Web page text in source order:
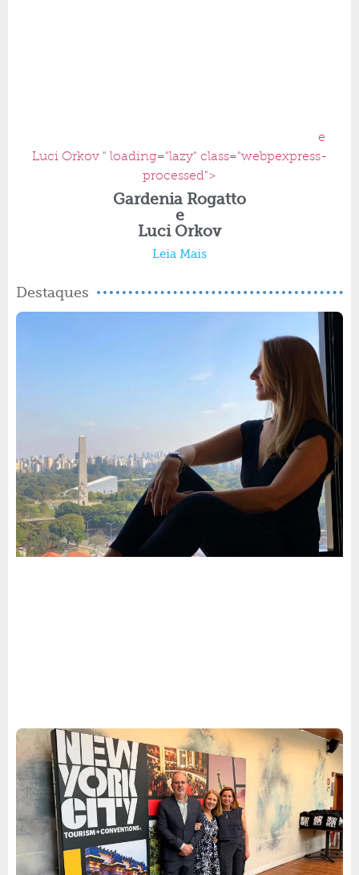
e
Luci Orkov " loading="lazy" class="webpexpress-
processed">
Gardenia Rogatto
e
Luci Orkov
Leia Mais
Destaques